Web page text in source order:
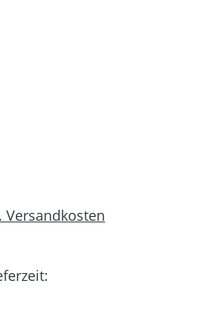
Versandkosten